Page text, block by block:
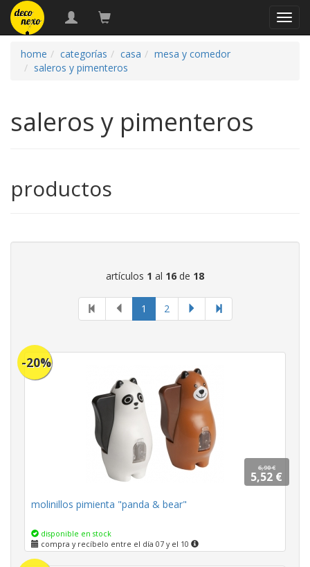
home categorías casa
mesa y comedor
saleros y pimenteros
saleros y pimenteros
productos
artículos 1 al 16 de 18
1 página
actual
2
-20%
6,90 €
5,52 €
molinillos pimienta "panda & bear"
disponible en stock
compra y recíbelo entre el día 07 y el 10